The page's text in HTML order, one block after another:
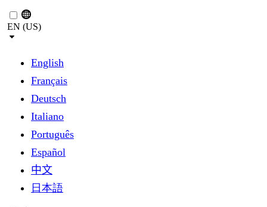
EN (US)
English
Français
Deutsch
Italiano
Português
Español
中文
日本語